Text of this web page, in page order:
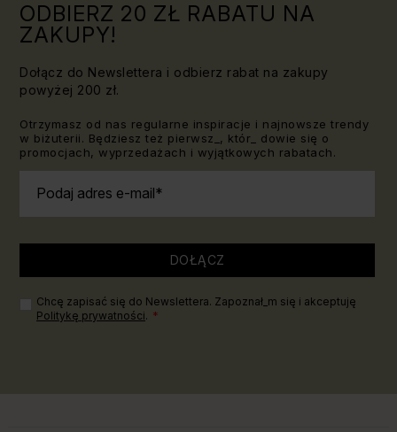
ODBIERZ 20 ZŁ RABATU NA
ZAKUPY!
Dołącz do Newslettera i odbierz rabat na zakupy
powyżej 200 zł.
Otrzymasz od nas regularne inspiracje i najnowsze trendy
w biżuterii. Będziesz też pierwsz_, któr_ dowie się o
promocjach, wyprzedażach i wyjątkowych rabatach.
Podaj adres e-mail
DOŁĄCZ
Chcę zapisać się do Newslettera. Zapoznał_m się i akceptuję
Politykę prywatności.